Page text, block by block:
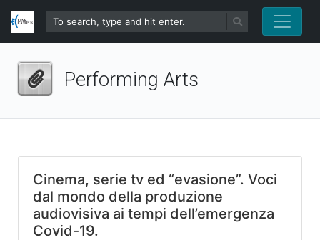
Performing Arts
Cinema, serie tv ed “evasione”. Voci
dal mondo della produzione
audiovisiva ai tempi dell’emergenza
Covid-19.